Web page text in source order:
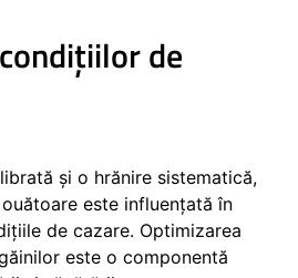
de
și o hrănire sistematică,
este influențată în
de cazare. Optimizarea
este o componentă